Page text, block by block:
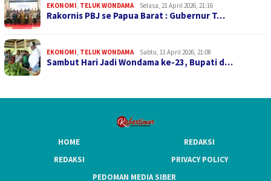
EKONOMI TELUK WONDAMA Selasa, 21 April 2026, 21:16
Rakornis PBJ se Papua Barat : Gubernur T…
EKONOMI TELUK WONDAMA Sabtu, 11 April 2026, 21:08
Sambut Hari Jadi Wondama ke-23, Bupati d…
HOME
REDAKSI
REDAKSI
PRIVACY POLICY
PEDOMAN MEDIA SIBER